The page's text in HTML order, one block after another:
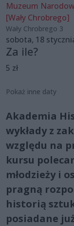
Muzeum
[Wały Chrobrego]
Wały Chrobrego 3
sobota, 18
Za ile?
5 zł
Pokaż inne daty
Akademia
wykłady z
względu na
kursu
młodzieży i
pragną
historią
posiadane